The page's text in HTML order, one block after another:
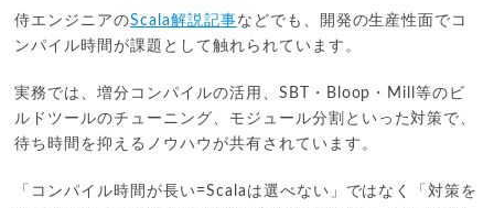
侍エンジニアのScala解説記事などでも、開発の生産性面でコ
ンパイル時間が課題として触れられています。
実務では、増分コンパイルの活用、SBT・Bloop・Mill等のビ
ルドツールのチューニング、モジュール分割といった対策で、
待ち時間を抑えるノウハウが共有されています。
「コンパイル時間が長い=Scalaは選べない」ではなく「対策を